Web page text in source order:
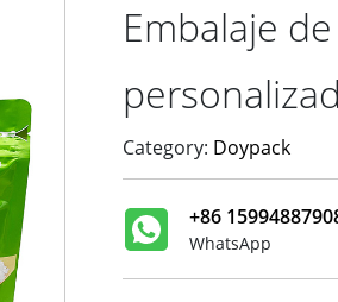
Embalaje
Category: Doypack
+86
WhatsApp